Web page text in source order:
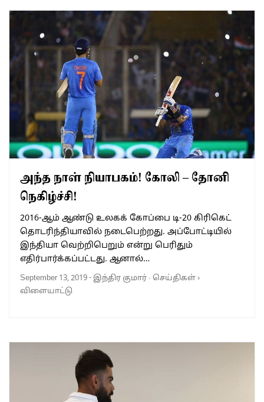
அந்த நாள் நியாபகம்! கோலி – தோனி
நெகிழ்ச்சி!
2016-ஆம் ஆண்டு உலகக் கோப்பை டி-20 கிரிகெட்
தொடரிந்தியாவில் நடைபெற்றது. அப்போட்டியில்
இந்தியா வெற்றிபெறும் என்று பெரிதும்
எதிர்பார்க்கப்பட்டது. ஆனால்…
September 13, 2019- இந்திர குமார் · செய்திகள்›
விளையாட்டு